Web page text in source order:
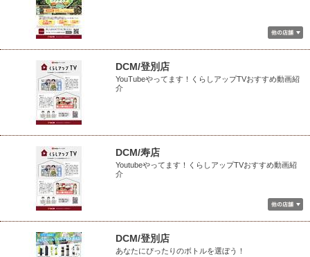
DCM/登別店
YouTubeやってます！くらしアップTVおすすめ動画紹
介
DCM/寿店
Youtubeやってます！くらしアップTVおすすめ動画紹
介
DCM/登別店
あなたにぴったりのボトルを選ぼう！